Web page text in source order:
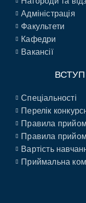
Адміністрація
Факультети
Кафедри
Вакансії
Спеціальності
Перелік
Правила
Правила
Вартість
Приймальна